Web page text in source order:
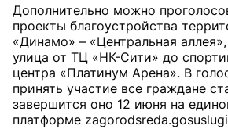
Дополнительно можно
про­екты благоустройства
«Динамо» – «Центральная
улица от ТЦ «НК-Сити» до
центра «Платинум Арена». В
принять участие все граждане
завершится оно 12 июня на
платформе